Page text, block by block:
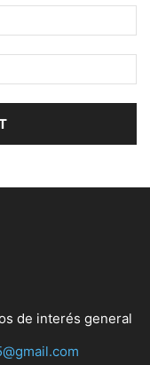
de interés general